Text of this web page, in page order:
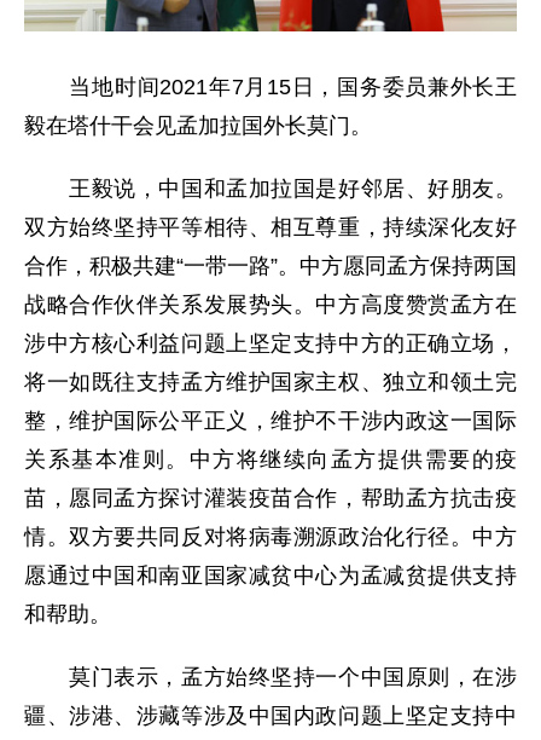
当地时间2021年7月15日，国务委员兼外长王
毅在塔什干会见孟加拉国外长莫门。
王毅说，中国和孟加拉国是好邻居、好朋友。
双方始终坚持平等相待、相互尊重，持续深化友好
合作，积极共建“一带一路”。中方愿同孟方保持两国
战略合作伙伴关系发展势头。中方高度赞赏孟方在
涉中方核心利益问题上坚定支持中方的正确立场，
将一如既往支持孟方维护国家主权、独立和领土完
整，维护国际公平正义，维护不干涉内政这一国际
关系基本准则。中方将继续向孟方提供需要的疫
苗，愿同孟方探讨灌装疫苗合作，帮助孟方抗击疫
情。双方要共同反对将病毒溯源政治化行径。中方
愿通过中国和南亚国家减贫中心为孟减贫提供支持
和帮助。
莫门表示，孟方始终坚持一个中国原则，在涉
疆、涉港、涉藏等涉及中国内政问题上坚定支持中